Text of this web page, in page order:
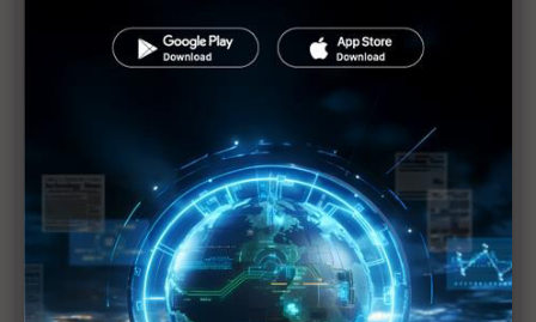
蘋果首款折疊機傳已試產 折痕挑戰迎技術突破
SDC獨佔蘋果折疊OLED訂單 可望帶旺協力廠
蘋果折疊iPhone傳延後出貨 分階段策略因應技術與
供應鏈挑戰
折疊機邁向「三強競逐」時代 三星獨霸地位受挑戰
零件價格急漲 2H26三星、蘋果折疊機售價恐超出預